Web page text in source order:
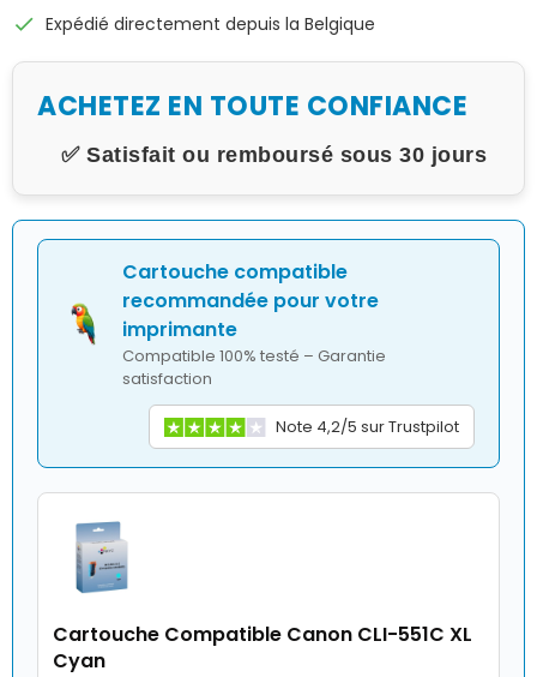
check Expédié directement depuis la Belgique
ACHETEZ EN TOUTE CONFIANCE
✅ Satisfait ou remboursé sous 30 jours
Cartouche compatible
recommandée pour votre
imprimante
Compatible 100% testé – Garantie
satisfaction
Note 4,2/5 sur Trustpilot
Cartouche Compatible Canon CLI-551C XL
Cyan